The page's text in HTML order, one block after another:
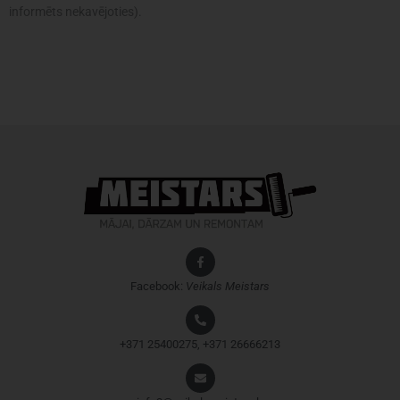
Facebook: Veikals Meistars
+371 25400275, +371 26666213